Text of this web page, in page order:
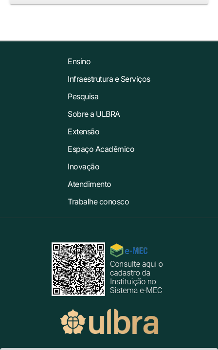
Ensino
Infraestrutura e Serviços
Pesquisa
Sobre a ULBRA
Extensão
Espaço Acadêmico
Inovação
Atendimento
Trabalhe conosco